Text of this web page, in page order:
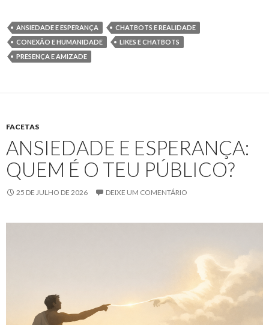
ANSIEDADE E ESPERANÇA
CHATBOTS E REALIDADE
CONEXÃO E HUMANIDADE
LIKES E CHATBOTS
PRESENÇA E AMIZADE
FACETAS
ANSIEDADE E ESPERANÇA:
QUEM É O TEU PÚBLICO?
25 DE JULHO DE 2026 DEIXE UM COMENTÁRIO